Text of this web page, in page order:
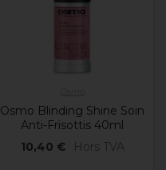
Osmo Blinding Shine Soin
Anti-Frisottis 40ml
10,40 €
Hors TVA